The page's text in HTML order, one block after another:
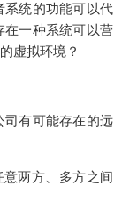
系统的功能可以代
在一种系统可以营
虚拟环境？
司有可能存在的远
两方、多方之间